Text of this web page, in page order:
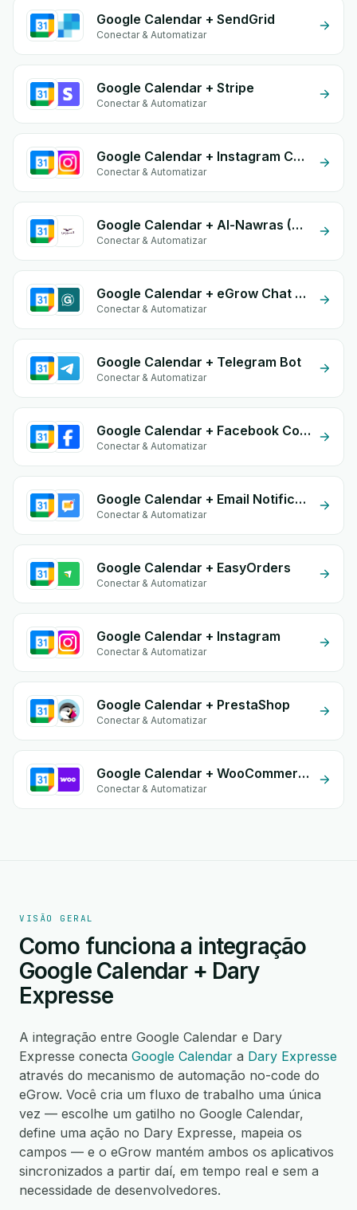
Google Calendar + SendGrid
Conectar & Automatizar
Google Calendar + Stripe
Conectar & Automatizar
Google Calendar + Instagram Comment
Conectar & Automatizar
Google Calendar + Al-Nawras (Nawris)
Conectar & Automatizar
Google Calendar + eGrow Chat Widget
Conectar & Automatizar
Google Calendar + Telegram Bot
Conectar & Automatizar
Google Calendar + Facebook Commerce
Conectar & Automatizar
Google Calendar + Email Notifications by eGrow
Conectar & Automatizar
Google Calendar + EasyOrders
Conectar & Automatizar
Google Calendar + Instagram
Conectar & Automatizar
Google Calendar + PrestaShop
Conectar & Automatizar
Google Calendar + WooCommerce
Conectar & Automatizar
VISÃO GERAL
Como funciona a integração
Google Calendar + Dary
Expresse
A integração entre Google Calendar e Dary
Expresse conecta Google Calendar a Dary Expresse
através do mecanismo de automação no-code do
eGrow. Você cria um fluxo de trabalho uma única
vez — escolhe um gatilho no Google Calendar,
define uma ação no Dary Expresse, mapeia os
campos — e o eGrow mantém ambos os aplicativos
sincronizados a partir daí, em tempo real e sem a
necessidade de desenvolvedores.